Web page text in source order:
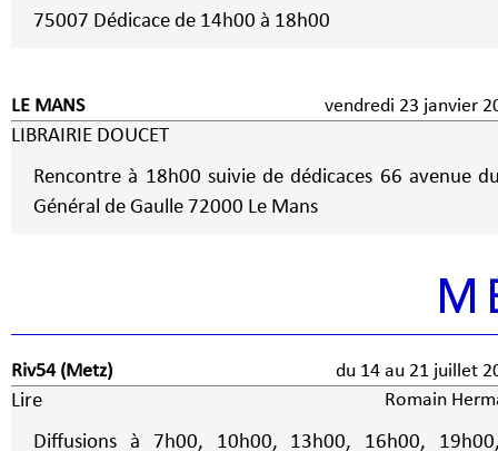
75007 Dédicace de 14h00 à 18h00
LE MANS vendredi 23 janvier
LIBRAIRIE DOUCET
Rencontre à 18h00 suivie de dédicaces 66 avenue
Général de Gaulle 72000 Le Mans
Riv54 (Metz) du 14 au 21 juillet
Lire Romain
Diffusions à 7h00, 10h00, 13h00, 16h00,